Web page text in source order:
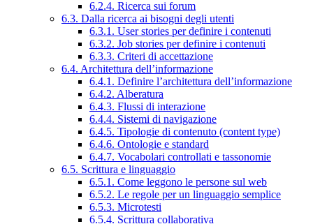
6.2.4. Ricerca sui forum
6.3. Dalla ricerca ai bisogni degli utenti
6.3.1. User stories per definire i contenuti
6.3.2. Job stories per definire i contenuti
6.3.3. Criteri di accettazione
6.4. Architettura dell’informazione
6.4.1. Definire l’architettura dell’informazione
6.4.2. Alberatura
6.4.3. Flussi di interazione
6.4.4. Sistemi di navigazione
6.4.5. Tipologie di contenuto (content type)
6.4.6. Ontologie e standard
6.4.7. Vocabolari controllati e tassonomie
6.5. Scrittura e linguaggio
6.5.1. Come leggono le persone sul web
6.5.2. Le regole per un linguaggio semplice
6.5.3. Microtesti
6.5.4. Scrittura collaborativa